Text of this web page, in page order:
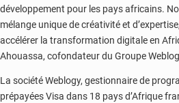
développement pour les pays africains.
mélange unique de créativité et
accélérer la transformation digitale en
Ahouassa, cofondateur du Groupe
La société Weblogy, gestionnaire de
prépayées Visa dans 18 pays d’Afrique